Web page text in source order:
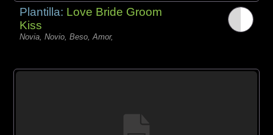
Plantilla: Love Bride Groom
Kiss
Novia, Novio, Beso, Amor,